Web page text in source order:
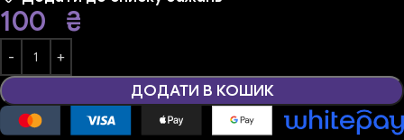
100 ₴
ДОДАТИ В КОШИК